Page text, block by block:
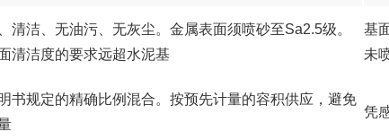
清洁、无油污、无灰尘。金属表面须喷砂至Sa2.5级。
清洁度的要求远超水泥基
基
未
书规定的精确比例混合。按预先计量的容积供应，避免
凭